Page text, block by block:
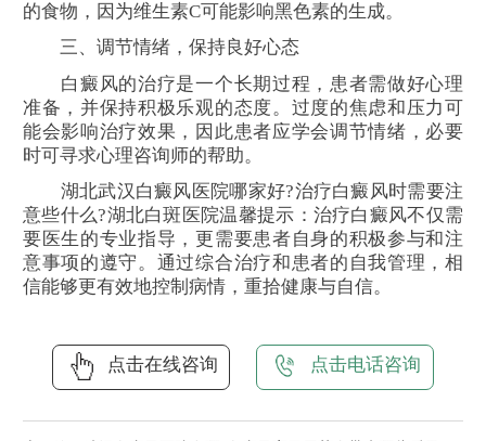
的食物，因为维生素C可能影响黑色素的生成。
三、调节情绪，保持良好心态
白癜风的治疗是一个长期过程，患者需做好心理
准备，并保持积极乐观的态度。过度的焦虑和压力可
能会影响治疗效果，因此患者应学会调节情绪，必要
时可寻求心理咨询师的帮助。
湖北武汉白癜风医院哪家好?治疗白癜风时需要注
意些什么?湖北白斑医院温馨提示：治疗白癜风不仅需
要医生的专业指导，更需要患者自身的积极参与和注
意事项的遵守。通过综合治疗和患者的自我管理，相
信能够更有效地控制病情，重拾健康与自信。
点击在线咨询 点击电话咨询